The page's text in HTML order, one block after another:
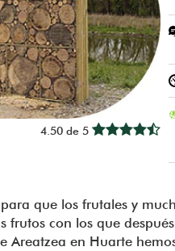
4.50 de 5
que los frutales y
frutos con los que
Areatzea en Huarte